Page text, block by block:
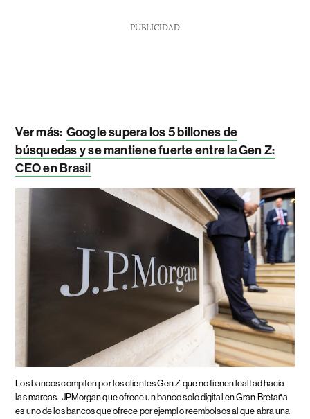
PUBLICIDAD
Ver más: Google supera los 5 billones de
búsquedas y se mantiene fuerte entre la Gen Z:
CEO en Brasil
Los bancos compiten por los clientes Gen Z que no tienen lealtad hacia
las marcas. JPMorgan que ofrece un banco solo digital en Gran Bretaña
es uno de los bancos que ofrece por ejemplo reembolsos al que abra una